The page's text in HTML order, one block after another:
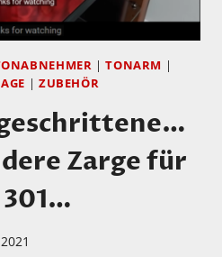
|TONARM |
| ZUBEHÖR
Zarge für